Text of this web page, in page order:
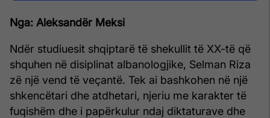
Nga: Aleksandër Meksi
Ndër studiuesit shqiptarë të shekullit të XX-të që
shquhen në disiplinat albanologjike, Selman Riza
zë një vend të veçantë. Tek ai bashkohen në një
shkencëtari dhe atdhetari, njeriu me karakter të
fuqishëm dhe i papërkulur ndaj diktaturave dhe